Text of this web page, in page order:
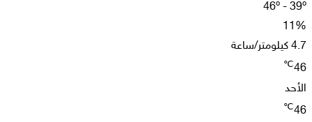
46º - 39º
11%
4.7 كيلومتر/ساعة
46
℃
الأحد
46
℃